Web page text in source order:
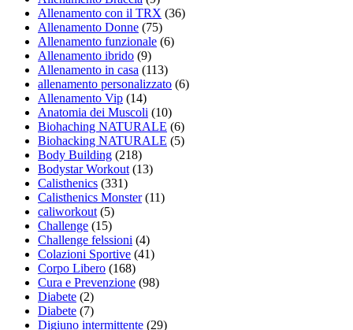
Allenamento con il TRX (36)
Allenamento Donne (75)
Allenamento funzionale (6)
Allenamento ibrido (9)
Allenamento in casa (113)
allenamento personalizzato (6)
Allenamento Vip (14)
Anatomia dei Muscoli (10)
Biohaching NATURALE (6)
Biohacking NATURALE (5)
Body Building (218)
Bodystar Workout (13)
Calisthenics (331)
Calisthenics Monster(11)
caliworkout (5)
Challenge (15)
Challenge felssioni (4)
Colazioni Sportive (41)
Corpo Libero (168)
Cura e Prevenzione (98)
Diabete (2)
Diabete (7)
Digiuno intermittente (29)